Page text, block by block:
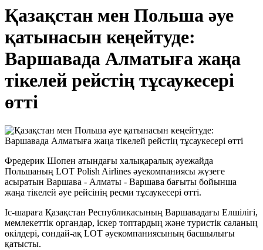
Қазақстан мен Польша әуе
қатынасын кеңейтуде:
Варшавада Алматыға жаңа
тікелей рейстің тұсаукесері
өтті
Фредерик Шопен атындағы халықаралық әуежайда
Польшаның LOT Polish Airlines әуекомпаниясы жүзеге
асыратын Варшава - Алматы - Варшава бағыты бойынша
жаңа тікелей әуе рейсінің ресми тұсаукесері өтті.
Іс-шараға Қазақстан Республикасының Варшавадағы Елшілігі,
мемлекеттік органдар, іскер топтардың және туристік саланың
өкілдері, сондай-ақ LOT әуекомпаниясының басшылығы
қатысты.